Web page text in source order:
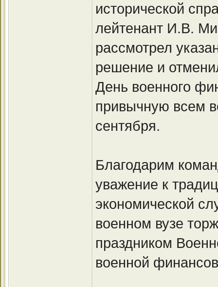
исторической
лейтенант И.В.
рассмотрел
решение и
День военного
привычную всем
сентября.
Благодарим
уважение к
экономической
военном вузе
праздником
военной